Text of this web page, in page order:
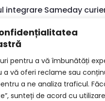
pentru a vă îmbunătăți
a vă oferi reclame sau
a ne analiza traficul.
sunteți de acord cu
integrare Sameday